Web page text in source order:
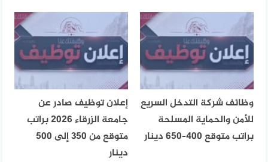
وظائف شركة التدخل السريع
للأمن والحماية المسلحة
براتب متوقع 400–650 دينار
إعلان توظيف صادر عن
جامعة الزرقاء 2026 براتب
متوقع من 350 إلى 500
دينار